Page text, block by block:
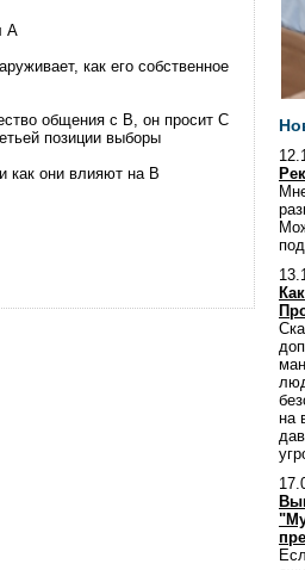
A
как его собственное
общения с B, он просит C
позиции выборы
как они влияют на B
на